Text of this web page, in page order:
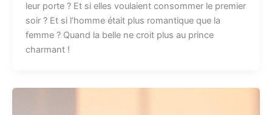
leur porte ? Et si elles voulaient consommer le premier
soir ? Et si l’homme était plus romantique que la
femme ? Quand la belle ne croit plus au prince
charmant !